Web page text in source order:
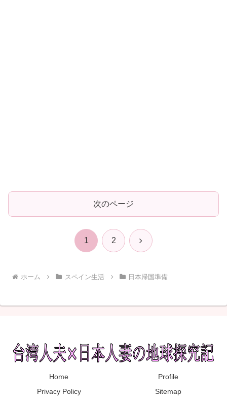
次のページ
1 2 次
ホーム スペイン生活 日本帰国準備
Home
Profile
Privacy Policy
Sitemap